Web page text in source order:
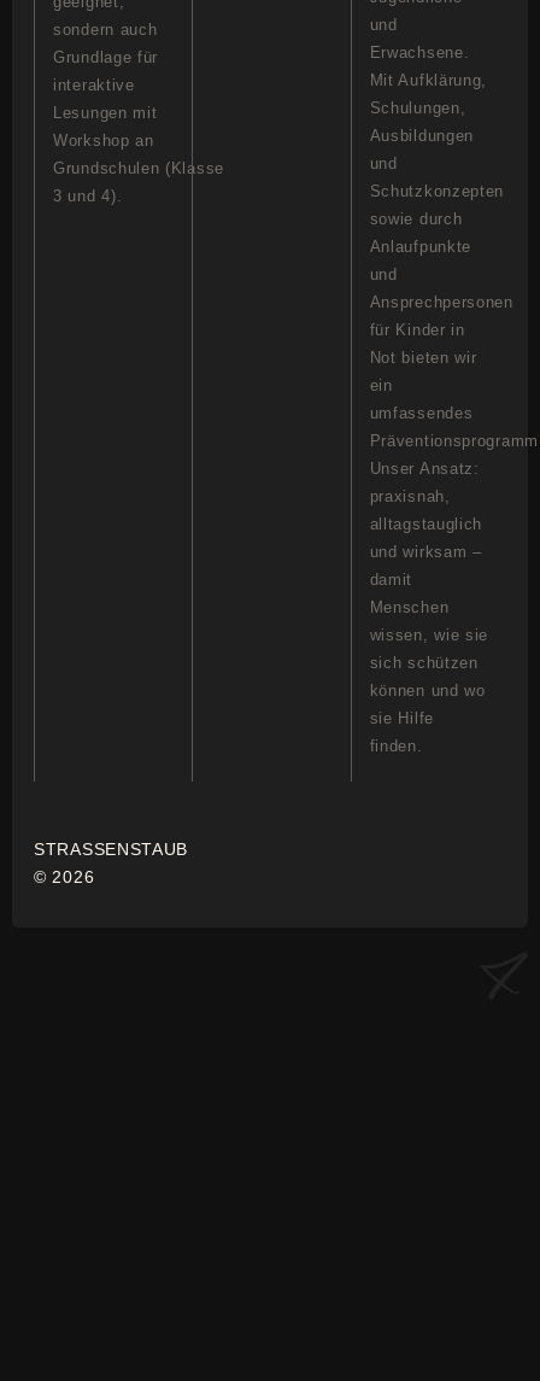
sondern auch
Grundlage für
interaktive
Lesungen mit
Workshop an
Grundschulen (Klasse
3 und 4).
und
Erwachsene.
Mit Aufklärung,
Schulungen,
Ausbildungen
und
Schutzkonzepten
sowie durch
Anlaufpunkte
und
Ansprechpersonen
für Kinder in
Not bieten wir
ein
umfassendes
Unser Ansatz:
praxisnah,
alltagstauglich
und wirksam –
damit
Menschen
wissen, wie sie
sich schützen
können und wo
sie Hilfe
finden.
STRASSENSTAUB
© 2026